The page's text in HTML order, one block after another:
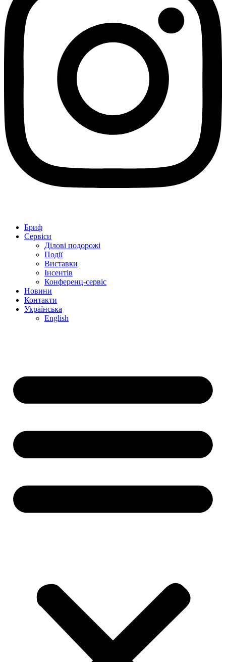
Бриф
Сервіси
Ділові подорожі
Події
Виставки
Інсентів
Конференц-сервіс
Новини
Контакти
Українська
English